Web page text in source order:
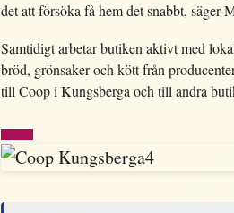
det att försöka få hem det snabbt, säger
Samtidigt arbetar butiken aktivt med
bröd, grönsaker och kött från
till Coop i Kungsberga och till andra